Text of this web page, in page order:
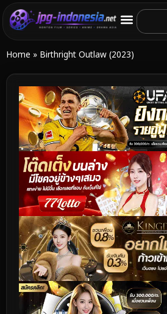
Home » Birthright Outlaw (2023)